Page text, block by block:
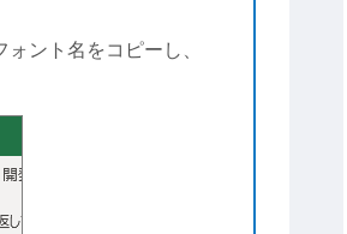
ント名をコピーし、